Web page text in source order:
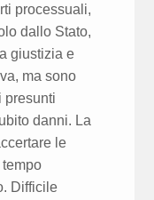
processuali,
dallo Stato,
giustizia e
ma sono
presunti
danni. La
le
Difficile